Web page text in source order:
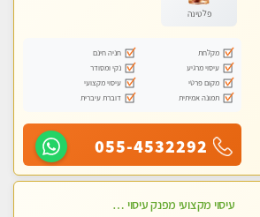
פלטינה
מקלחת
חניה חינם
עיסוי מרגיע
נקי ומסודר
מקום פרטי
עיסוי מקצועי
תמונה אמיתית
דוברת עיברית
055-4532292
עיסוי מקצועי מפנק עיסוי עם אבנים חמות. מעסה עם תעודות. טיפול מרגיע ומפנק באווירה נעימה ושקטה